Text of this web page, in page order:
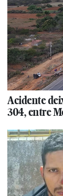
Acidente
304, entre